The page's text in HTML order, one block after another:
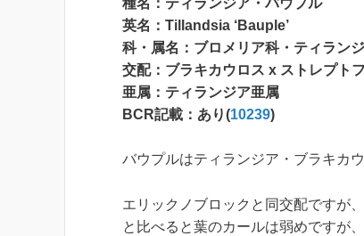
英名：Tillandsia ‘Bauple’
科・属名：ブロメリア科・ティラン
交配：ブラキカウロス x ストレプト
亜属：ティランジア亜属
BCR記載：あり(10239)
バウプルはティランジア・ブラキカ
エリックノブロックと同交配ですが
と比べると葉のカールは弱めですが